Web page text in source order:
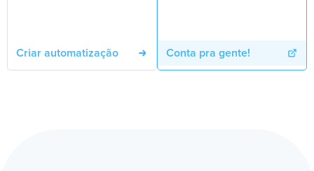
Criar automatização Conta pra gente!